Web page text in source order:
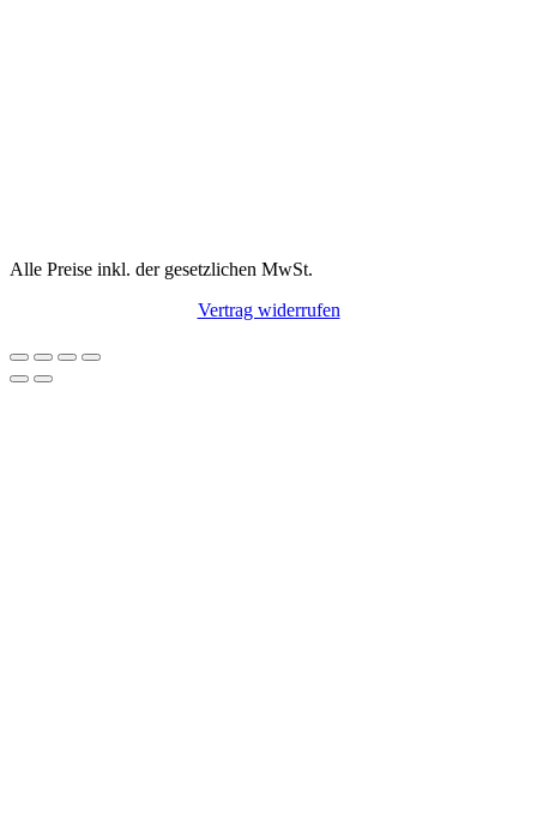
Alle Preise inkl. der gesetzlichen MwSt.
Vertrag widerrufen